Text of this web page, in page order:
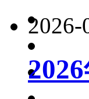
2026-